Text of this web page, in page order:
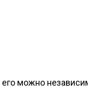
его можно